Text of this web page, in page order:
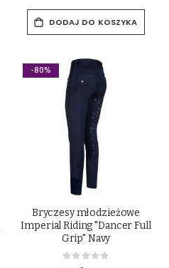
DODAJ DO KOSZYKA
-80%
Bryczesy młodzieżowe
Imperial Riding "Dancer Full
Grip" Navy
Rating: